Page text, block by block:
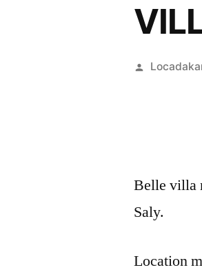
Publié
Belle villa
Saly.
Location